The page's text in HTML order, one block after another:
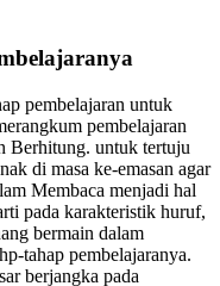
pembelajaran untuk
pembelajaran
Berhitung. untuk tertuju
di masa ke-emasan agar
Membaca menjadi hal
pada karakteristik huruf,
bermain dalam
tahap pembelajaranya.
berjangka pada